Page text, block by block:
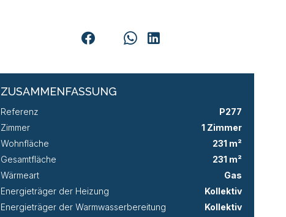
ZUSAMMENFASSUNG
Referenz
P277
Zimmer
1 Zimmer
Wohnfläche
231 m²
Gesamtfläche
231 m²
Wärmeart
Gas
Energieträger der Heizung
Kollektiv
Energieträger der Warmwasserbereitung
Kollektiv